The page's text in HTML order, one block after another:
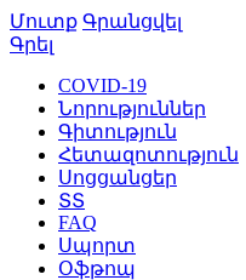
Մուտք Գրանցվել
Գրել
COVID-19
Նորություններ
Գիտություն
Հետազոտություն
Սոցցանցեր
ՏՏ
FAQ
Սպորտ
Օֆթոպ